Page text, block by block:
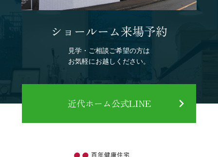
ショールーム来場予約
見学・ご相談ご希望の方は
お気軽にお越しください。
近代ホーム公式LINE